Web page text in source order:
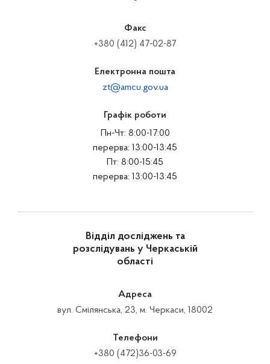
Факс
+380 (412) 47-02-87
Електронна пошта
zt@amcu.gov.ua
Графік роботи
Пн-Чт: 8:00-17:00
перерва: 13:00-13:45
Пт: 8:00-15:45
перерва: 13:00-13:45
Відділ досліджень та
розслідувань у Черкаській
області
Адреса
вул. Смілянська, 23, м. Черкаси, 18002
Телефони
+380 (472)36-03-69